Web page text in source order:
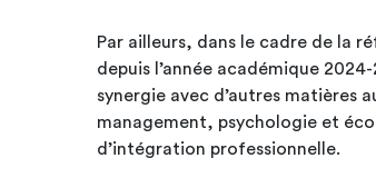
Par ailleurs, dans le cadre de la
depuis l’année académique
synergie avec d’autres matières
management, psychologie et
d’intégration professionnelle.